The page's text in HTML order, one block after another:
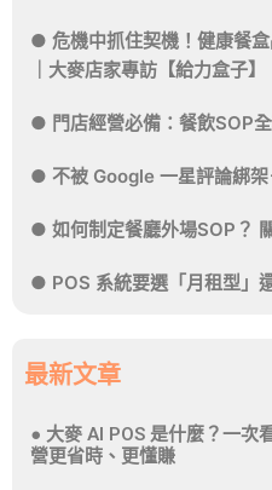
危機中抓住契機！健康餐
｜大麥店家專訪【給力盒子】
門店經營必備：餐飲SOP全
不被 Google 一星評論綁
如何制定餐廳外場SOP？
POS 系統要選「月租型」
最新文章
大麥 AI POS 是什麼？一次
營更省時、更懂賺